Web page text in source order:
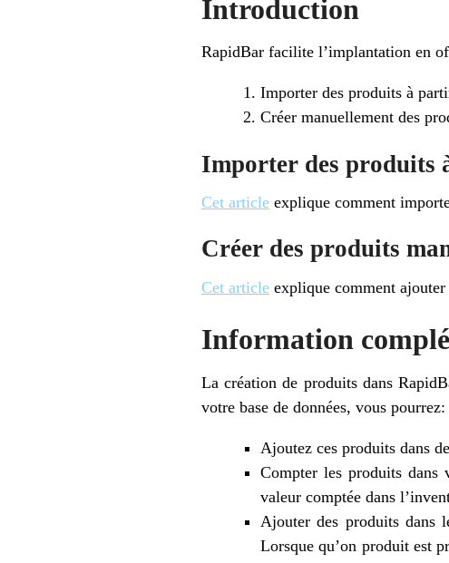
Introduction
RapidBar facilite l’implantation en
Importer des produits à
Créer manuellement des
Importer des produits
Cet article explique comment
Créer des produits
Cet article explique comment
Information
La création de produits dans
votre base de données, vous pourrez:
Ajoutez ces produits dans
Compter les produits
valeur comptée dans
Ajouter des produits dans
Lorsque qu’on produit est